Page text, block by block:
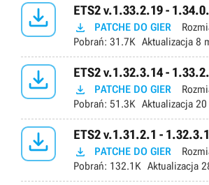
 ETS2 v.1.33.2.19 -
 PATCHE DO GIER
Pobrań: 31.7K Aktualizacja 8
 ETS2 v.1.32.3.14 -
 PATCHE DO GIER
Pobrań: 51.3K Aktualizacja 20
 ETS2 v.1.31.2.1 -
 PATCHE DO GIER
Pobrań: 132.1K Aktualizacja